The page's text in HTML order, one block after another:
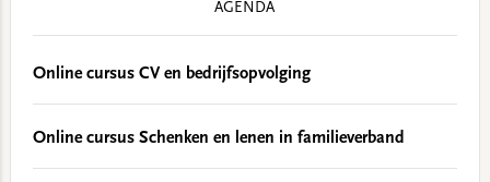
AGENDA
Online cursus CV en bedrijfsopvolging
Online cursus Schenken en lenen in familieverband